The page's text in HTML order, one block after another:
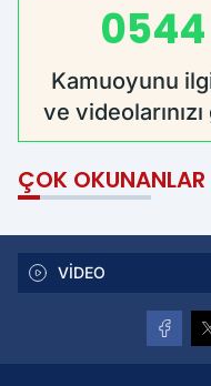
0544
Kamuoyunu
ve
ÇOK OKUNANLAR
VİDEO